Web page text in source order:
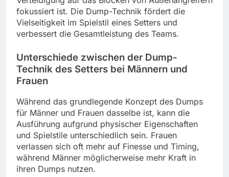
fokussiert ist. Die Dump-Technik fördert die
Vielseitigkeit im Spielstil eines Setters und
verbessert die Gesamtleistung des Teams.
Unterschiede zwischen der Dump-
Technik des Setters bei Männern und
Frauen
Während das grundlegende Konzept des Dumps
für Männer und Frauen dasselbe ist, kann die
Ausführung aufgrund physischer Eigenschaften
und Spielstile unterschiedlich sein. Frauen
verlassen sich oft mehr auf Finesse und Timing,
während Männer möglicherweise mehr Kraft in
ihren Dumps nutzen.